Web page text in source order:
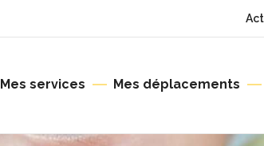
Mes services Mes déplacements